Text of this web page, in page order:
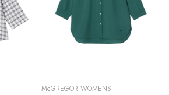
McGREGOR WOMENS